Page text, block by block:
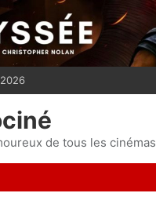
de tous les cinémas